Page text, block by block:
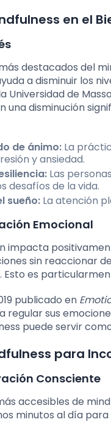
en el
destacados del
a disminuir los
Universidad de
una disminución
de ánimo: La
y ansiedad.
Las
desafíos de la vida.
sueño: La atención
Emocional
impacta
sin reaccionar
Esto es
publicado en
regular sus
puede servir
para
Consciente
accesibles de
minutos al día